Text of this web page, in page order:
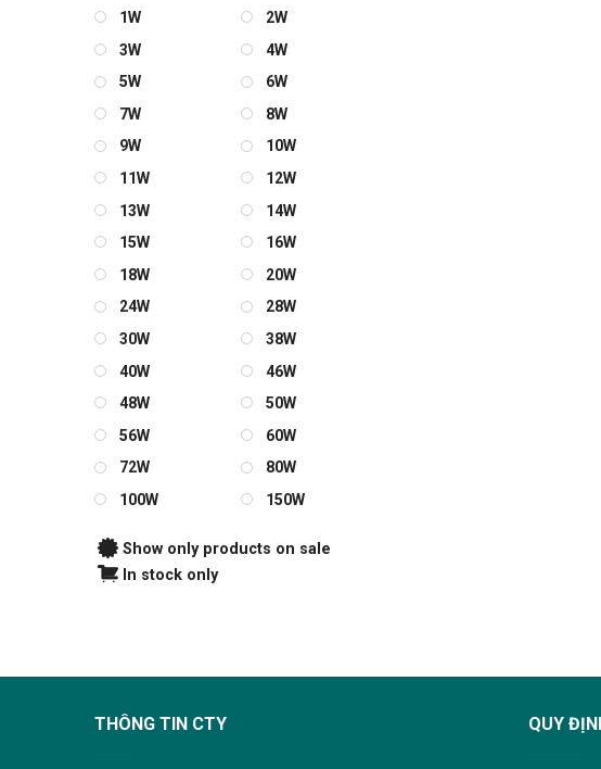
1W
2W
3W
4W
5W
6W
7W
8W
9W
10W
11W
12W
13W
14W
15W
16W
18W
20W
24W
28W
30W
38W
40W
46W
48W
50W
56W
60W
72W
80W
100W
150W
Show only products on sale
In stock only
THÔNG TIN CTY QUY